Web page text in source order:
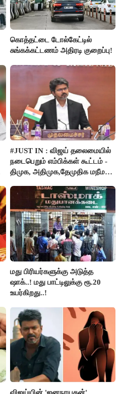
கொத்தட்டை டோல்கேட்டில்
சுங்கக்கட்டணம் அதிரடி குறைப்பு!
#JUST IN : விஜய் தலைமையில்
நடைபெறும் எம்பிக்கள் கூட்டம் -
திமுக, அதிமுக,தேமுதிக மநீம
மது பிரியர்களுக்கு அடுத்த
ஷாக்..! மது பாட்டிலுக்கு ரூ.20
உயர்கிறது..!